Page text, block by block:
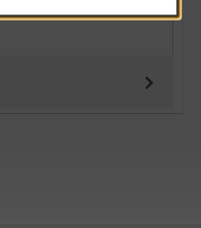
Messwandler